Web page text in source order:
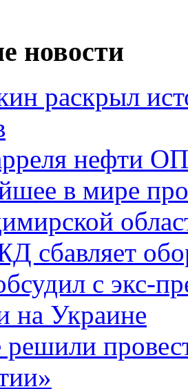
новости
раскрыл
нефти
в мире
сбавляет
с экс-
на Украине